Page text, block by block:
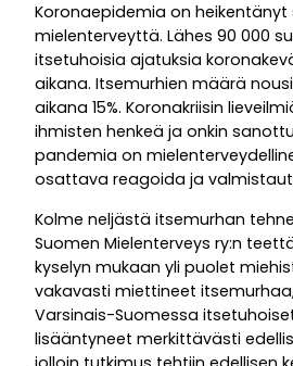
Koronaepidemia on
mielenterveyttä. Lähes 90 000
itsetuhoisia ajatuksia
aikana. Itsemurhien määrä
aikana 15%. Koronakriisin
ihmisten henkeä ja onkin
pandemia on
osattava reagoida ja
Kolme neljästä itsemurhan
Suomen Mielenterveys ry:n
kyselyn mukaan yli puolet
vakavasti miettineet
Varsinais-Suomessa
lisääntyneet merkittävästi